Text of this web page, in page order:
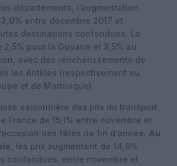
départements, l’augmentation
entre décembre 2017 et
destinations confondues. La
pour la Guyane et 3,5% au
avec des renchérissements de
les Antilles (respectivement au
et de Martinique).
saisonnière des prix du transport
France de 15,1% entre novembre et
des fêtes de fin d’année. Au
, les prix augmentent de 14,9%,
confondues, entre novembre et